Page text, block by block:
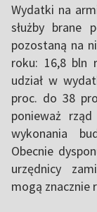
Wydatki na
służby brane
pozostaną na
roku: 16,8 bln
udział w
proc. do 38
ponieważ
wykonania
Obecnie
urzędnicy
mogą znacznie